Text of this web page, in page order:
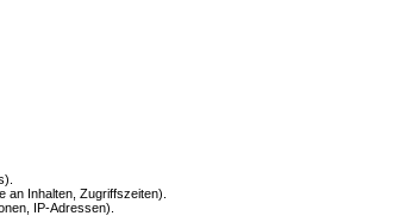
Inhalten, Zugriffszeiten).
IP-Adressen).